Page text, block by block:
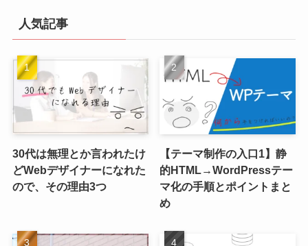
人気記事
30代は無理とか言われたけ
どWebデザイナーになれた
ので、その理由3つ
【テーマ制作の入口1】静
的HTML→WordPressテー
マ化の手順とポイントまと
め